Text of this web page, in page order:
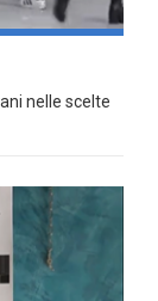
nelle scelte